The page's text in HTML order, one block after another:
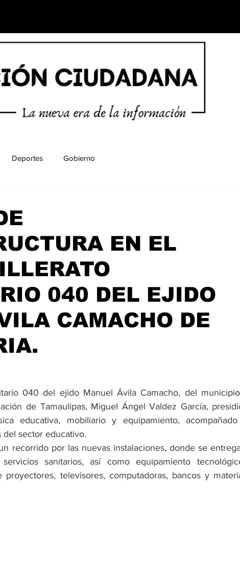
Deportes Gobierno
EN EL
040 DEL EJIDO
CAMACHO DE
040 del ejido Manuel Ávila Camacho, del
de Tamaulipas, Miguel Ángel Valdez García,
educativa, mobiliario y equipamiento,
del sector educativo.
recorrido por las nuevas instalaciones, donde se
sanitarios, así como equipamiento
televisores, computadoras, bancos y